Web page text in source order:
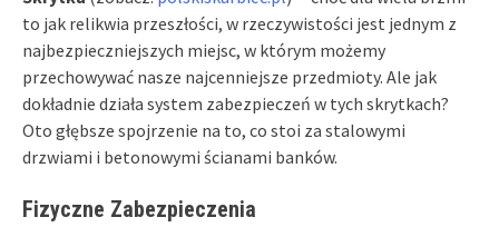
to jak relikwia przeszłości, w rzeczywistości jest jednym z
najbezpieczniejszych miejsc, w którym możemy
przechowywać nasze najcenniejsze przedmioty. Ale jak
dokładnie działa system zabezpieczeń w tych skrytkach?
Oto głębsze spojrzenie na to, co stoi za stalowymi
drzwiami i betonowymi ścianami banków.
Fizyczne Zabezpieczenia